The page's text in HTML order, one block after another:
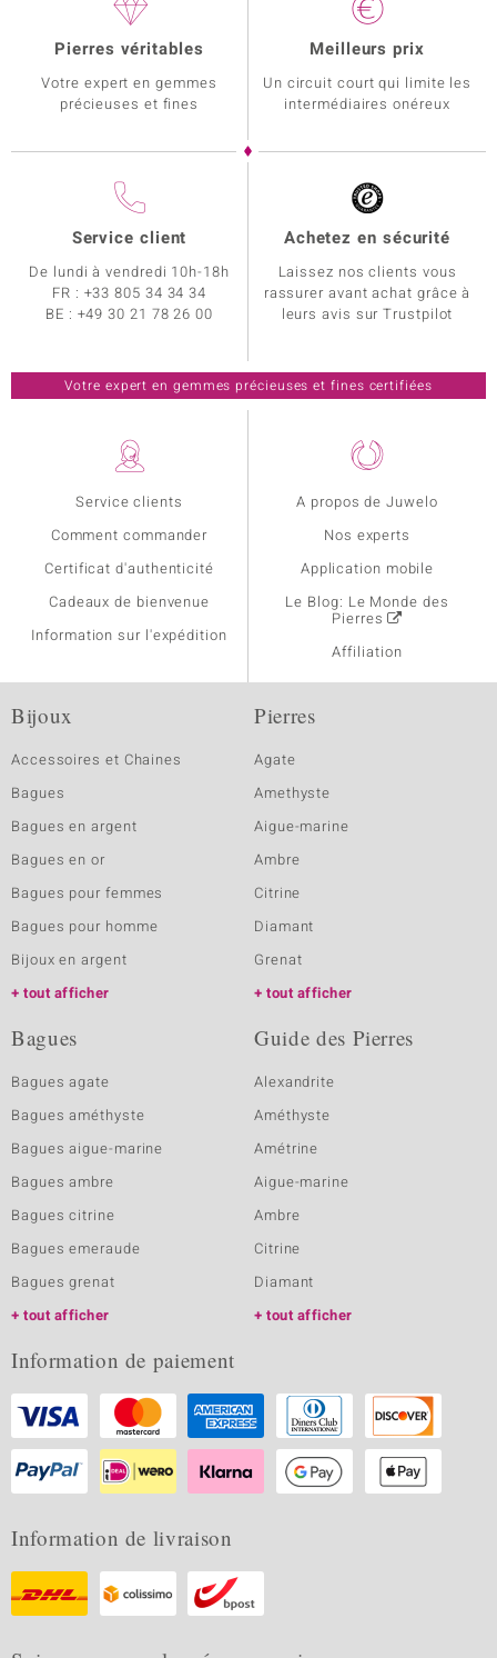
Service clients
Comment commander
Certificat d'authenticité
Cadeaux de bienvenue
Information sur l'expédition
A propos de Juwelo
Nos experts
Application mobile
Le Blog: Le Monde des
Pierres
Affiliation
Pierres véritables
Votre expert en gemmes
précieuses et fines
Meilleurs prix
Un circuit court qui limite les
intermédiaires onéreux
Service client
De lundi à vendredi 10h-18h
FR : +33 805 34 34 34
BE : +49 30 21 78 26 00
Achetez en sécurité
Laissez nos clients vous
rassurer avant achat grâce à
leurs avis sur Trustpilot
Votre expert en gemmes précieuses et fines certifiées
Bijoux
Accessoires et Chaines
Bagues
Bagues en argent
Bagues en or
Bagues pour femmes
Bagues pour homme
Bijoux en argent
tout afficher
Pierres
Agate
Amethyste
Aigue-marine
Ambre
Citrine
Diamant
Grenat
tout afficher
Bagues
Bagues agate
Bagues améthyste
Bagues aigue-marine
Bagues ambre
Bagues citrine
Bagues emeraude
Bagues grenat
tout afficher
Guide des Pierres
Alexandrite
Améthyste
Amétrine
Aigue-marine
Ambre
Citrine
Diamant
tout afficher
Information de paiement
Information de livraison